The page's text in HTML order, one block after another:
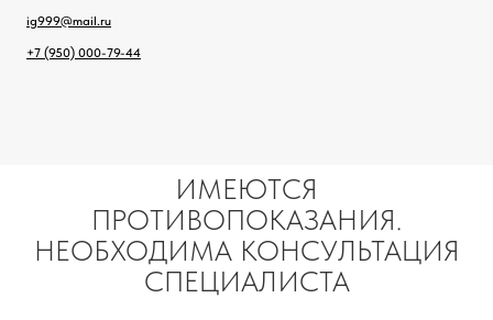
ig999@mail.ru
+7 (950) 000-79-44
ИМЕЮТСЯ
ПРОТИВОПОКАЗАНИЯ.
НЕОБХОДИМА КОНСУЛЬТАЦИЯ
СПЕЦИАЛИСТА